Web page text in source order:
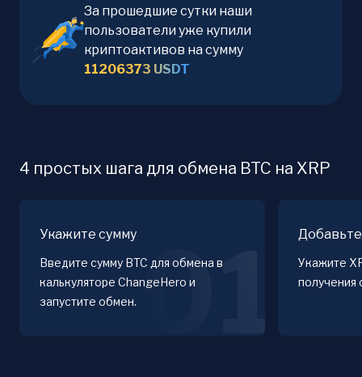
За прошедшие сутки наши
пользователи уже купили
криптоактивов на сумму
11206373 USDT
4 простых шага для обмена BTC на XRP
Укажите сумму
Введите сумму BTC для обмена в
калькуляторе ChangeHero и
запустите обмен. 01
Укажите
получения